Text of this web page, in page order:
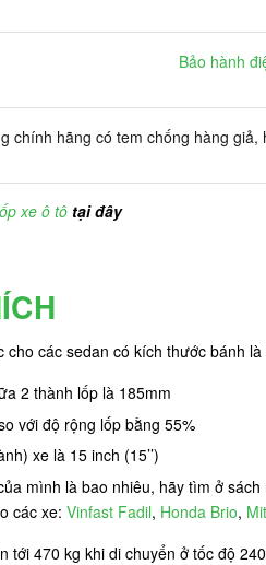
Bảo hành
chính hãng có tem chống hàng
xe ô tô tại đây
các sedan có kích thước bánh
2 thành lốp là 185mm
với độ rộng lốp bằng 55%
xe là 15 inch (15’’)
mình là bao nhiêu, hãy tìm ở
các xe: Vinfast Fadil, Honda Brio,
tới 470 kg khi di chuyển ở tốc độ